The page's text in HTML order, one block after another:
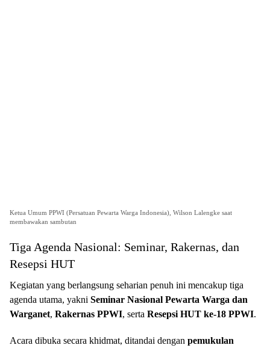
Ketua Umum PPWI (Persatuan Pewarta Warga Indonesia), Wilson Lalengke saat
membawakan sambutan
Tiga Agenda Nasional: Seminar, Rakernas, dan
Resepsi HUT
Kegiatan yang berlangsung seharian penuh ini mencakup tiga
agenda utama, yakni Seminar Nasional Pewarta Warga dan
Warganet, Rakernas PPWI, serta Resepsi HUT ke-18 PPWI.
Acara dibuka secara khidmat, ditandai dengan pemukulan